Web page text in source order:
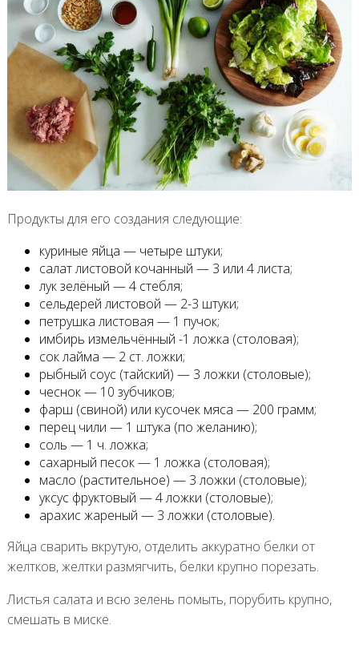
Продукты для его создания следующие:
куриные яйца — четыре штуки;
салат листовой кочанный — 3 или 4 листа;
лук зелёный — 4 стебля;
сельдерей листовой — 2-3 штуки;
петрушка листовая — 1 пучок;
имбирь измельчённый -1 ложка (столовая);
сок лайма — 2 ст. ложки;
рыбный соус (тайский) — 3 ложки (столовые);
чеснок — 10 зубчиков;
фарш (свиной) или кусочек мяса — 200 грамм;
перец чили — 1 штука (по желанию);
соль — 1 ч. ложка;
сахарный песок — 1 ложка (столовая);
масло (растительное) — 3 ложки (столовые);
уксус фруктовый — 4 ложки (столовые);
арахис жареный — 3 ложки (столовые).
Яйца сварить вкрутую, отделить аккуратно белки от
желтков, желтки размягчить, белки крупно порезать.
Листья салата и всю зелень помыть, порубить крупно,
смешать в миске.